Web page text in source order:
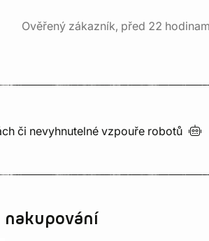
Ověřený zákazník, před 22
či nevyhnutelné vzpouře robotů
nakupování